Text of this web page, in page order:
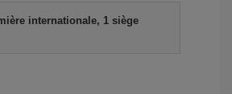
internationale, 1 siège